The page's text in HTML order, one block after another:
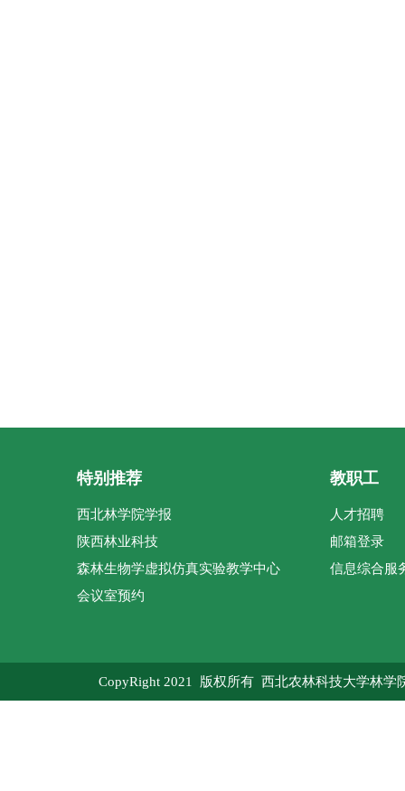
特别推荐
西北林学院学报
陕西林业科技
森林生物学虚拟仿真实验教学中心
会议室预约
教职工
人才招聘
邮箱登录
信息综合服
CopyRight 2021 版权所有 西北农林科技大学林